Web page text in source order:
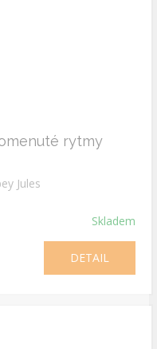
rytmy
Jules
Skladem
DETAIL